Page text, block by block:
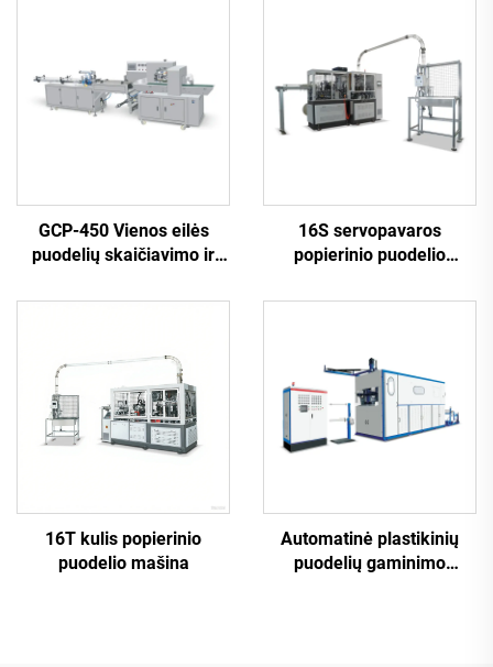
GCP-450 Vienos eilės
puodelių skaičiavimo ir
16S servopavaros
popierinio puodelio
16T kulis popierinio
puodelio mašina
Automatinė plastikinių
puodelių gaminimo